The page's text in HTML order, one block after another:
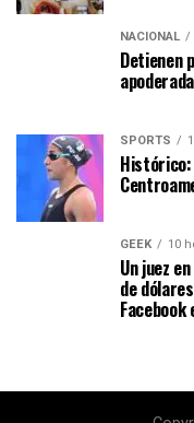
NACIONAL
Detienen
SPORTS
Histórico:
GEEK 10
Un juez
de